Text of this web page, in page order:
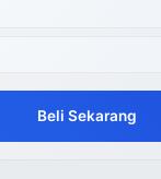
Beli Sekarang